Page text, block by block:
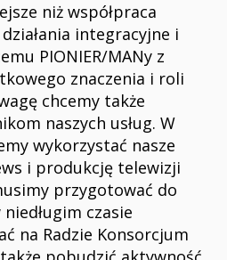
niż współpraca
integracyjne i
PIONIER/MANy z
znaczenia i roli
chcemy także
naszych usług. W
wykorzystać nasze
i produkcję telewizji
przygotować do
czasie
na Radzie Konsorcjum